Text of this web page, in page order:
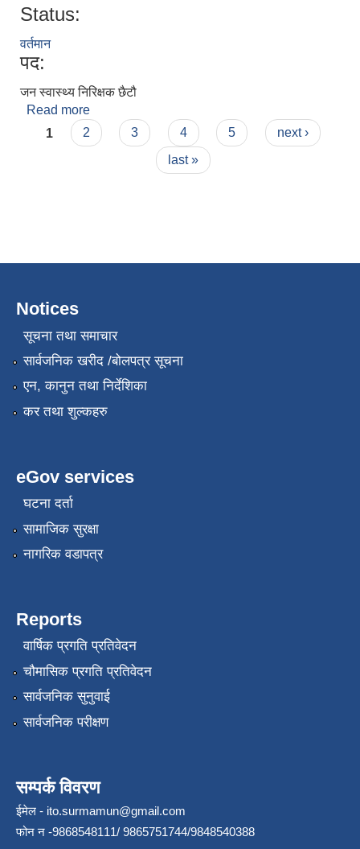
Status:
वर्तमान
पद:
जन स्वास्थ्य निरिक्षक छैटौ
Read more
Pages
1 2 3 4 5
next ›
last »
Notices
सूचना तथा समाचार
सार्वजनिक खरीद /बोलपत्र सूचना
एन, कानुन तथा निर्देशिका
कर तथा शुल्कहरु
eGov services
घटना दर्ता
सामाजिक सुरक्षा
नागरिक वडापत्र
Reports
वार्षिक प्रगति प्रतिवेदन
चौमासिक प्रगति प्रतिवेदन
सार्वजनिक सुनुवाई
सार्वजनिक परीक्षण
सम्पर्क विवरण
ईमेल - ito.surmamun@gmail.com
फोन न -9868548111/ 9865751744/9848540388